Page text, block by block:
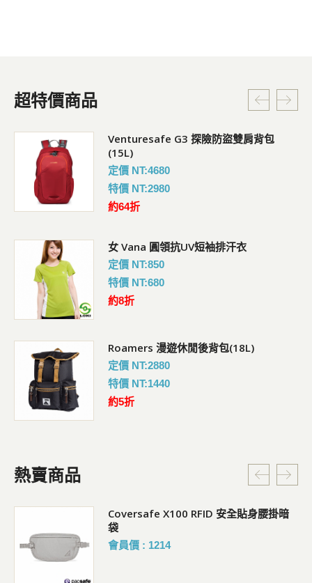
超特價商品
Venturesafe G3 探險防盜雙肩背包
(15L)
定價 NT:4680
特價 NT:2980
約64折
女 Vana 圓領抗UV短袖排汗衣
定價 NT:850
特價 NT:680
約8折
Roamers 漫遊休閒後背包(18L)
定價 NT:2880
特價 NT:1440
約5折
熱賣商品
Pacsafe V 防盜城市斜肩包
會員價 : 3238